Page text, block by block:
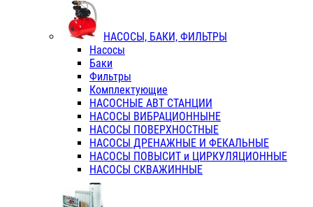
НАСОСЫ, БАКИ, ФИЛЬТРЫ
Насосы
Баки
Фильтры
Комплектующие
НАСОСНЫЕ АВТ СТАНЦИИ
НАСОСЫ ВИБРАЦИОННЫНЕ
НАСОСЫ ПОВЕРХНОСТНЫЕ
НАСОСЫ ДРЕНАЖНЫЕ И ФЕКАЛЬНЫЕ
НАСОСЫ ПОВЫСИТ и ЦИРКУЛЯЦИОННЫЕ
НАСОСЫ СКВАЖИННЫЕ